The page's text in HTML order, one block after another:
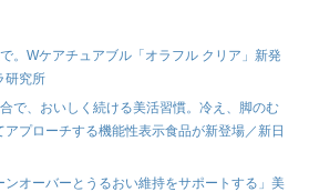
。Wケアチュアブル「オラフル クリア」新発
研究所
で、おいしく続ける美活習慣。冷え、脚のむ
アプローチする機能性表示食品が新登場／新日
オーバーとうるおい維持をサポートする」美